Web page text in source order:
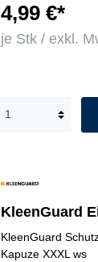
z/t
ür
kis
4,99 €*
je Stk / exkl.
KleenGuard
KleenGuard
Kapuze XXXL ws